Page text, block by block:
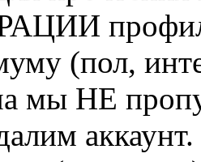
профиль
(пол,
мы НЕ